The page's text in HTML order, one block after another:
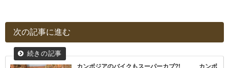
次の記事に進む
カンボジアのバイクもスーパーカブ?! カンボ